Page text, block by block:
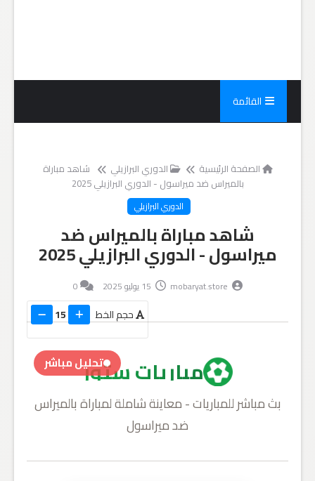
القائمة
الصفحة الرئيسية الدوري البرازيلي
شاهد مباراة
بالميراس ضد ميراسول - الدوري البرازيلي 2025
الدوري البرازيلي
شاهد مباراة بالميراس ضد
ميراسول - الدوري البرازيلي 2025
mobaryat.store
0
حجم الخط 15
تحليل مباشرمباريات ستور
بث مباشر للمباريات - معاينة شاملة لمباراة بالميراس
ضد ميراسول